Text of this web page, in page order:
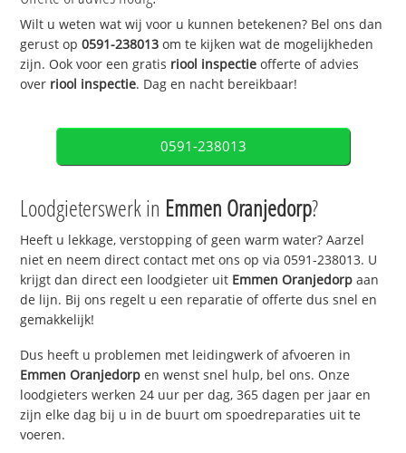
Wilt u weten wat wij voor u kunnen betekenen? Bel ons dan
gerust op0591-238013 om te kijken wat de mogelijkheden
zijn. Ook voor een gratis riool inspectie offerte of advies
over riool inspectie. Dag en nacht bereikbaar!
0591-238013
Loodgieterswerk in Emmen Oranjedorp?
Heeft u lekkage, verstopping of geen warm water? Aarzel
niet en neem direct contact met ons op via 0591-238013. U
krijgt dan direct een loodgieter uit Emmen Oranjedorp aan
de lijn. Bij ons regelt u een reparatie of offerte dus snel en
gemakkelijk!
Dus heeft u problemen met leidingwerk of afvoeren in
Emmen Oranjedorp en wenst snel hulp, bel ons. Onze
loodgieters werken 24 uur per dag, 365 dagen per jaar en
zijn elke dag bij u in de buurt om spoedreparaties uit te
voeren.